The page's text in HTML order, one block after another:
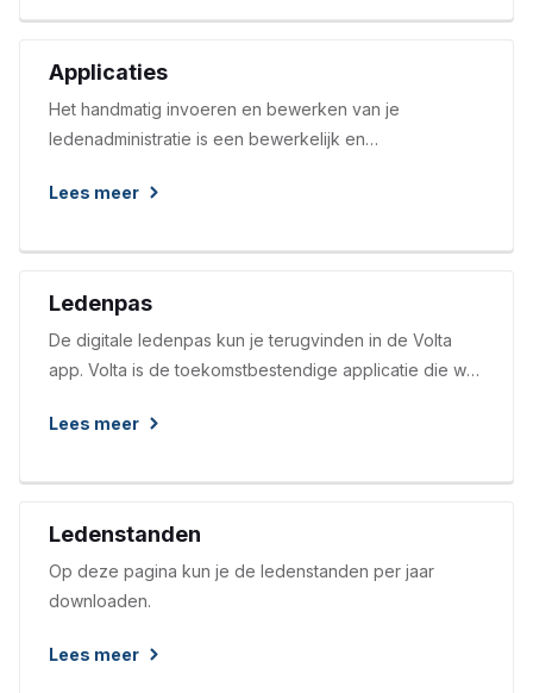
Applicaties
Het handmatig invoeren en bewerken van je
ledenadministratie is een bewerkelijk en
huidige gecertificeerde ledenprogramma’s enerzijds
anderzijds de digitale communicatie met bijvoorbeeld
van de clubs om en maakt al gebruik van een
standaardkoppeling met de Atletiekunie.
Lees meer
Ledenpas
De digitale ledenpas kun je terugvinden in de Volta
app. Volta is de toekomstbestendige applicatie die we
Lees meer
Ledenstanden
Op deze pagina kun je de ledenstanden per jaar
downloaden.
Lees meer